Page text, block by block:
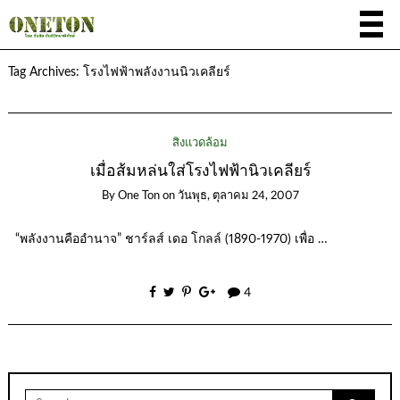
Tag Archives: โรงไฟฟ้าพลังงานนิวเคลียร์
สิ่งแวดล้อม
เมื่อส้มหล่นใส่โรงไฟฟ้านิวเคลียร์
By One Ton on วันพุธ, ตุลาคม 24, 2007
“พลังงานคืออำนาจ” ชาร์ลส์ เดอ โกลล์ (1890-1970) เพื่อ …
4
Search